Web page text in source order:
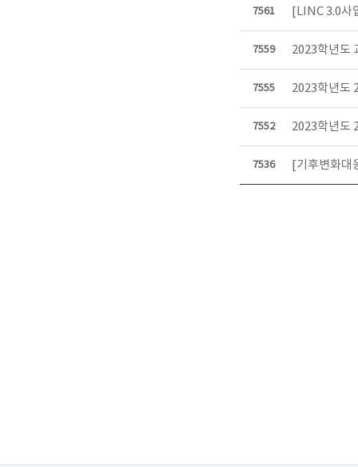
7561 [LINC 3.0사
7559 2023학년도
7555 2023학년도
7552 2023학년도
7536 [기후변화대